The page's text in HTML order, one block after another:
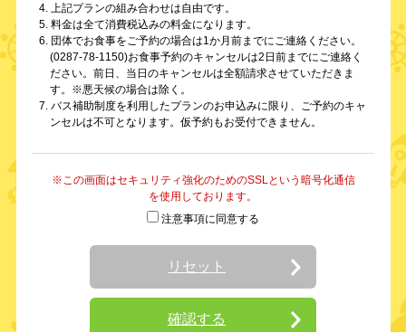
4. 上記プランの組み合わせは自由です。
5. 料金は全て消費税込みの料金になります。
6. 団体でお食事をご予約の場合は1か月前までにご連絡ください。
(0287-78-1150)お食事予約のキャンセルは2日前までにご連絡く
ださい。前日、当日のキャンセルは全額請求させていただきま
す。※悪天候の場合は除く。
7. バス補助制度を利用したプランのお申込みに限り、ご予約のキャ
ンセルは不可となります。仮予約もお受付できません。
※この画面はセキュリティ強化のためのSSLという暗号化通信
を使用しております。
注意事項に同意する
リセット
確認する